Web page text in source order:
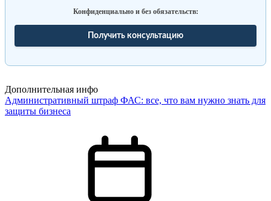
Конфиденциально и без обязательств:
Получить консультацию
Дополнительная инфо
Административный штраф ФАС: все, что вам нужно знать для
защиты бизнеса